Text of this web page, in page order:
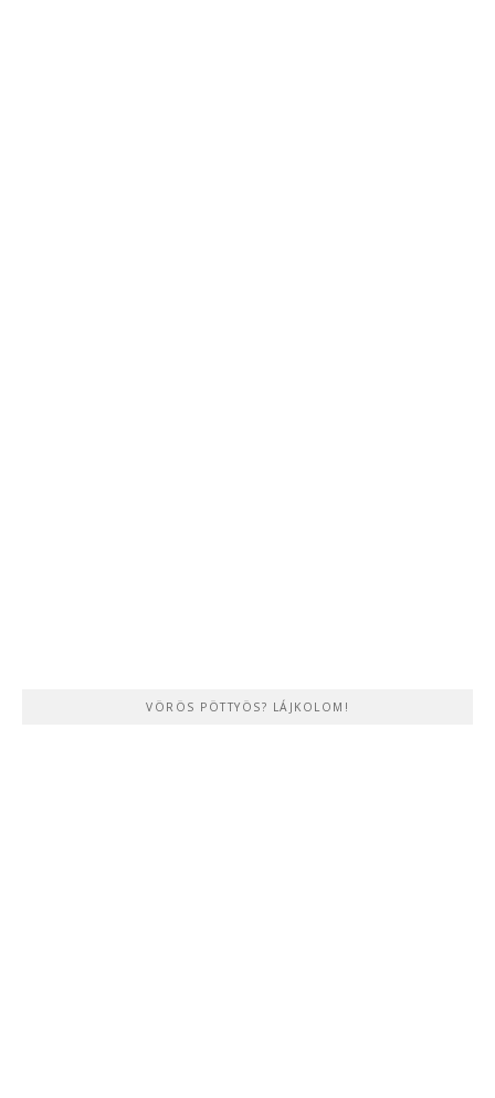
VÖRÖS PÖTTYÖS? LÁJKOLOM!